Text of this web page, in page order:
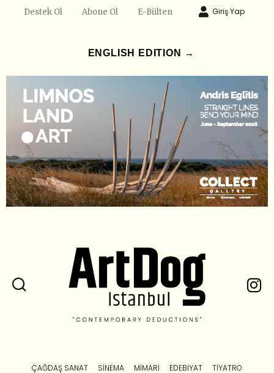
Destek Ol Abone Ol E-Bülten Giriş Yap
ENGLISH EDITION →
ÇAĞDAŞ SANAT SINEMA MIMARI EDEBIYAT
TIYATRO